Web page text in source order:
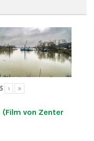
5 › »
von Zenter